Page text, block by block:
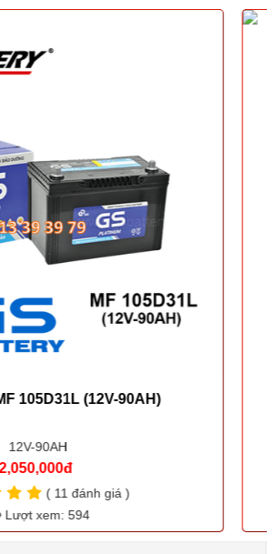
GS 95D31R (12V-80AH)
12V-80AH
1,950,000đ
( 8 đánh giá )
Lượt xem: 553